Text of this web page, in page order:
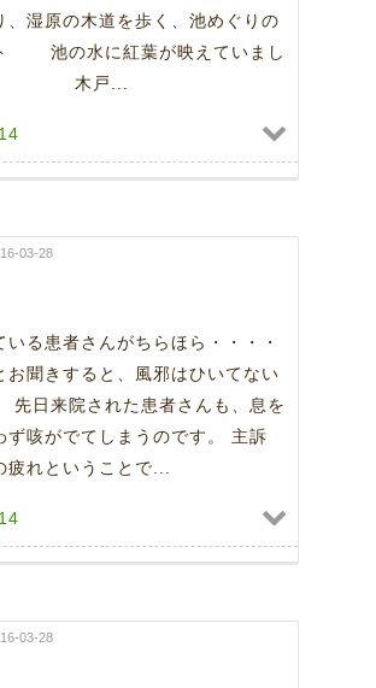
、湿原の木道を歩く、池めぐりの
池の水に紅葉が映えていまし
戸...
03-28
る患者さんがちらほら・・・・
聞きすると、風邪はひいてない
先日来院された患者さんも、息を
ず咳がでてしまうのです。 主訴
れということで...
03-28